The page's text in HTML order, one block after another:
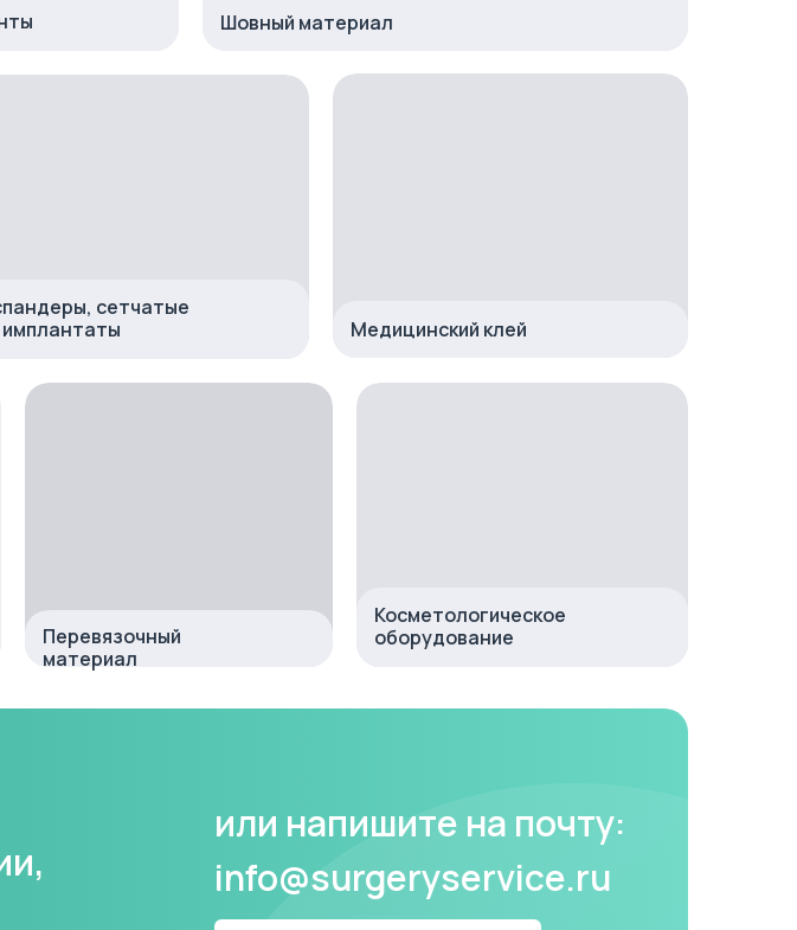
Шовный материал
сетчатые
имплантаты
Медицинский клей
Косметологическое
оборудование
Перевязочный
материал
или напишите на почту:
info@surgeryservice.ru